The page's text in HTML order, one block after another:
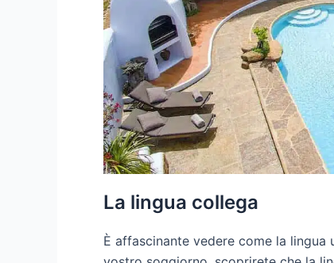
La lingua collega
È affascinante vedere come la lingua